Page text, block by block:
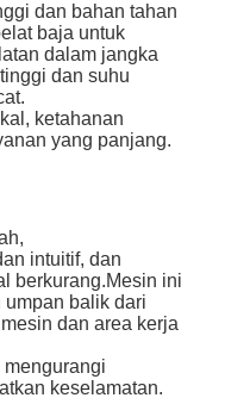
dan bahan tahan
baja untuk
dalam jangka
dan suhu
ketahanan
yang panjang.
intuitif, dan
berkurang.Mesin ini
balik dari
dan area kerja
keselamatan.